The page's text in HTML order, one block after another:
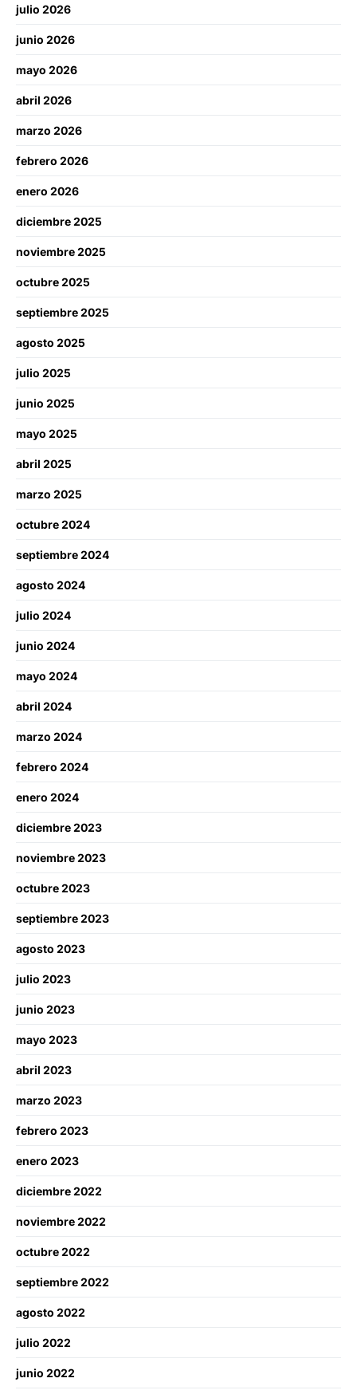
julio 2026
junio 2026
mayo 2026
abril 2026
marzo 2026
febrero 2026
enero 2026
diciembre 2025
noviembre 2025
octubre 2025
septiembre 2025
agosto 2025
julio 2025
junio 2025
mayo 2025
abril 2025
marzo 2025
octubre 2024
septiembre 2024
agosto 2024
julio 2024
junio 2024
mayo 2024
abril 2024
marzo 2024
febrero 2024
enero 2024
diciembre 2023
noviembre 2023
octubre 2023
septiembre 2023
agosto 2023
julio 2023
junio 2023
mayo 2023
abril 2023
marzo 2023
febrero 2023
enero 2023
diciembre 2022
noviembre 2022
octubre 2022
septiembre 2022
agosto 2022
julio 2022
junio 2022